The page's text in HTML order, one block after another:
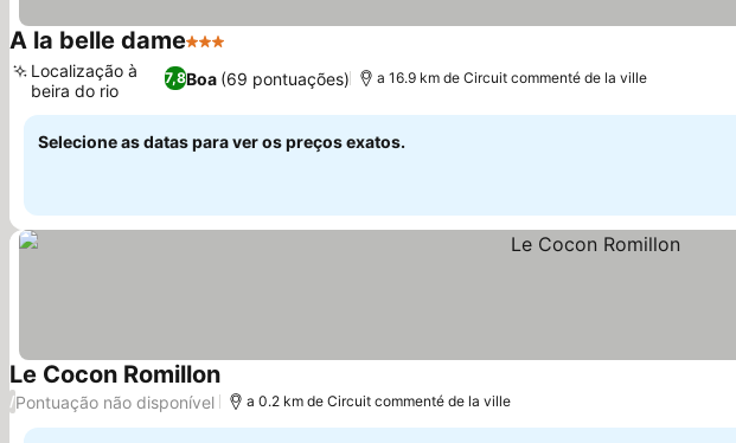
A la belle dame3 Estrelas
7,8Boa (69 pontuações)
Localização à
beira do rio
a 16.9 km de Circuit commenté de la ville
Selecione as datas para ver os preços exatos.
Le Cocon Romillon
/Pontuação não disponível a 0.2 km de Circuit commenté de la ville